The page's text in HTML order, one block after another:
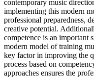
contemporary music
implementing this modern
professional preparedness,
creative potential.
competence is an important
modern model of training
key factor in improving the
process based on
approaches ensures the